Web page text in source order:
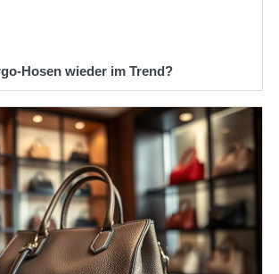
Hosen wieder im Trend?